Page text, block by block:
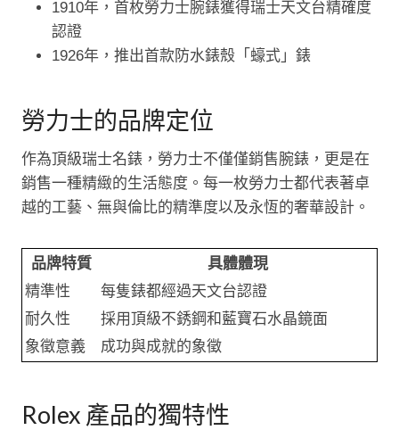
1910年，首枚勞力士腕錶獲得瑞士天文台精確度
認證
1926年，推出首款防水錶殼「蠔式」錶
勞力士的品牌定位
作為頂級瑞士名錶，勞力士不僅僅銷售腕錶，更是在
銷售一種精緻的生活態度。每一枚勞力士都代表著卓
越的工藝、無與倫比的精準度以及永恆的奢華設計。
品牌特質
具體體現
精準性
每隻錶都經過天文台認證
耐久性
採用頂級不銹鋼和藍寶石水晶鏡面
象徵意義
成功與成就的象徵
Rolex 產品的獨特性